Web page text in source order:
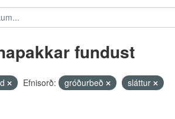
fundust
Efnisorð: gróðurbeð
sláttur